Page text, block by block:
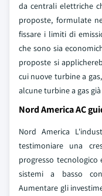
da centrali elettriche
proposte, formulate
fissare i limiti di
che sono sia
proposte si
cui nuove turbine a
alcune turbine a gas
Nord America AC
Nord America
testimoniare una
progresso tecnologico
sistemi a basso
Aumentare gli